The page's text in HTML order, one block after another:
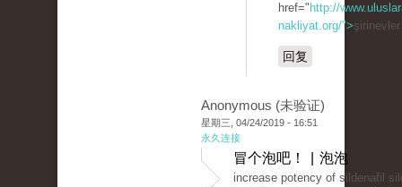
href=" http://
nakliyat.org/">
回复
Anonymous (未验证)
星期三, 04/24/2019 - 16:51
永久连接
冒个泡吧！ | 泡泡
increase potency of sildenafil